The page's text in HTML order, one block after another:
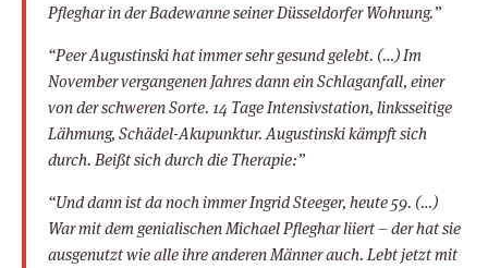
Pfleghar in der Badewanne seiner Düsseldorfer Wohnung.”
“Peer Augustinski hat immer sehr gesund gelebt. (…) Im
November vergangenen Jahres dann ein Schlaganfall, einer
von der schweren Sorte. 14 Tage Intensivstation, linksseitige
Lähmung, Schädel-Akupunktur. Augustinski kämpft sich
durch. Beißt sich durch die Therapie:”
“Und dann ist da noch immer Ingrid Steeger, heute 59. (…)
War mit dem genialischen Michael Pfleghar liiert – der hat sie
ausgenutzt wie alle ihre anderen Männer auch. Lebt jetzt mit